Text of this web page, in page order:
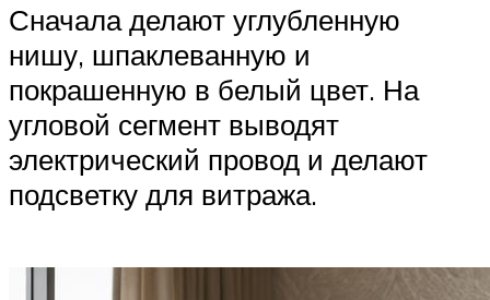
Сначала делают углубленную
нишу, шпаклеванную и
покрашенную в белый цвет. На
угловой сегмент выводят
электрический провод и делают
подсветку для витража.